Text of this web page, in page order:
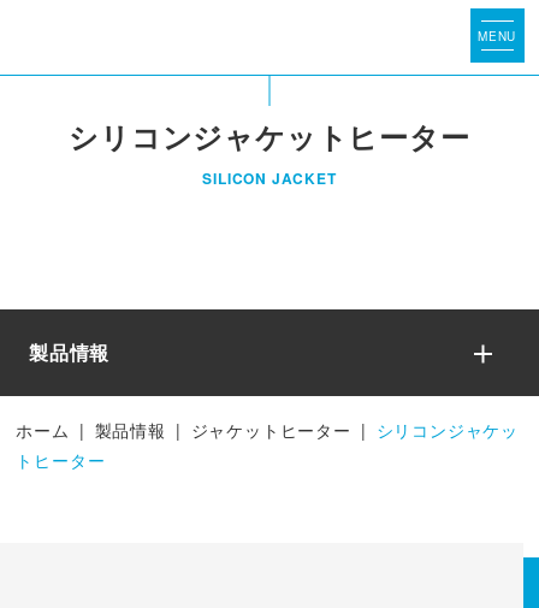
シリコンジャケットヒーター
SILICON JACKET
製品情報
ホーム | 製品情報 | ジャケットヒーター | シリコンジャケッ
トヒーター